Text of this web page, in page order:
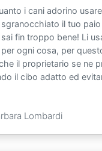
i cani adorino
il tuo
fin troppo bene! Li
ogni cosa, per
il proprietario se ne
il cibo adatto ed
Lombardi